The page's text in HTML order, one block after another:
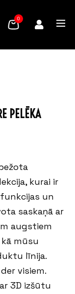
0
PELĒKA
kurai ir
un
saskaņā ar
augstiem
mūsu
līnija.
visiem.
3D izšūtu